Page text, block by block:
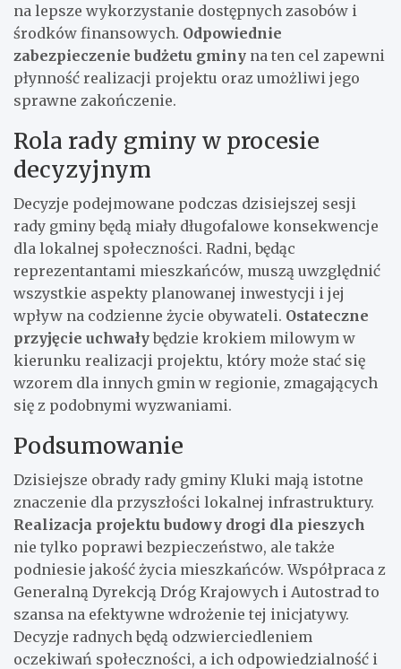
na lepsze wykorzystanie dostępnych zasobów i
środków finansowych. Odpowiednie
zabezpieczenie budżetu gminy na ten cel zapewni
płynność realizacji projektu oraz umożliwi jego
sprawne zakończenie.
Rola rady gminy w procesie
decyzyjnym
Decyzje podejmowane podczas dzisiejszej sesji
rady gminy będą miały długofalowe konsekwencje
dla lokalnej społeczności. Radni, będąc
reprezentantami mieszkańców, muszą uwzględnić
wszystkie aspekty planowanej inwestycji i jej
wpływ na codzienne życie obywateli. Ostateczne
przyjęcie uchwałybędzie krokiem milowym w
kierunku realizacji projektu, który może stać się
wzorem dla innych gmin w regionie, zmagających
się z podobnymi wyzwaniami.
Podsumowanie
Dzisiejsze obrady rady gminy Kluki mają istotne
znaczenie dla przyszłości lokalnej infrastruktury.
Realizacja projektu budowy drogi dla pieszych
nie tylko poprawi bezpieczeństwo, ale także
podniesie jakość życia mieszkańców. Współpraca z
Generalną Dyrekcją Dróg Krajowych i Autostrad to
szansa na efektywne wdrożenie tej inicjatywy.
Decyzje radnych będą odzwierciedleniem
oczekiwań społeczności, a ich odpowiedzialność i